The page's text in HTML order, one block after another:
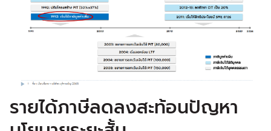
รายได้ภาษีลดลงสะท้อนปัญหา